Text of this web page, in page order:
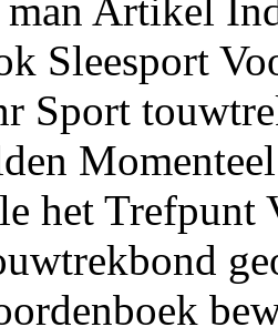
Artikel
Sleesport
Sport
het